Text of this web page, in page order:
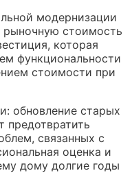
модернизации
рыночную стоимость
которая
функциональности
стоимости при
обновление старых
предотвратить
связанных с
оценка и
дому долгие годы